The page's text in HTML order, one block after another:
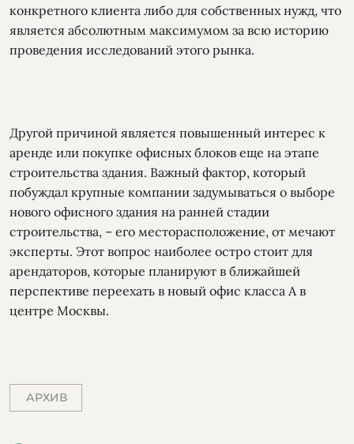
конкретного клиента либо для собственных нужд, что
является абсолютным максимумом за всю историю
проведения исследований этого рынка.
Другой причиной является повышенный интерес к
аренде или покупке офисных блоков еще на этапе
строительства здания. Важный фактор, который
побуждал крупные компании задумываться о выборе
нового офисного здания на ранней стадии
строительства, – его месторасположение, от мечают
эксперты. Этот вопрос наиболее остро стоит для
арендаторов, которые планируют в ближайшей
перспективе переехать в новый офис класса А в
центре Москвы.
АРХИВ